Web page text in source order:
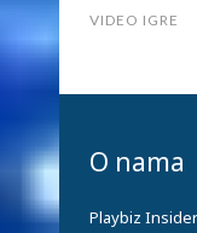
VIDEO IGRE
O nama
Playbiz